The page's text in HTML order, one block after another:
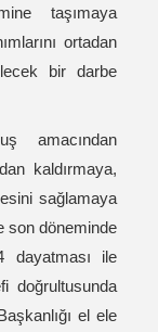
taşımaya
ortadan
bir darbe
amacından
kaldırmaya,
sağlamaya
son döneminde
dayatması ile
doğrultusunda
el ele